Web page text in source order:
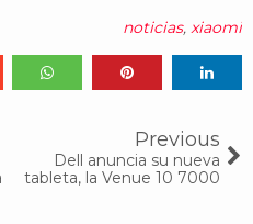
noticias, xiaomi
Previous
Dell anuncia su nueva
tableta, la Venue 10 7000